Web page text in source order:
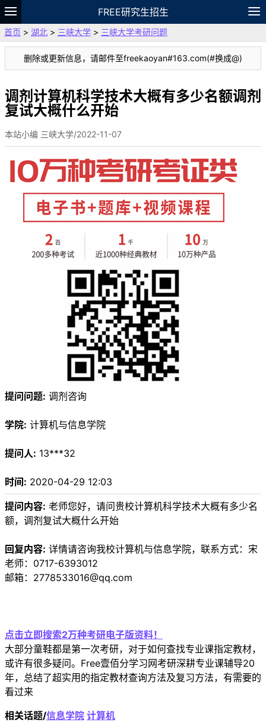
FREE研究生招生
题库
故事 专题 APP 笔记
VIP
资料
首页 > 湖北 > 三峡大学 > 三峡大学考研问题
删除或更新信息，请邮件至freekaoyan#163.com(#换成@)
调剂计算机科学技术大概有多少名额调剂
复试大概什么开始
本站小编 三峡大学/2022-11-07
提问问题: 调剂咨询
学院: 计算机与信息学院
提问人: 13***32
时间: 2020-04-29 12:03
提问内容: 老师您好，请问贵校计算机科学技术大概有多少名
额，调剂复试大概什么开始
回复内容: 详情请咨询我校计算机与信息学院，联系方式：宋
老师：0717-6393012
邮箱：2778533016@qq.com
点击立即搜索2万种考研电子版资料！
大部分童鞋都是第一次考研，对于如何查找专业课指定教材，
或许有很多疑问。Free壹佰分学习网考研深耕专业课辅导20
年，总结了超实用的指定教材查询方法及复习方法，有需要的
看过来
相关话题/信息学院 计算机